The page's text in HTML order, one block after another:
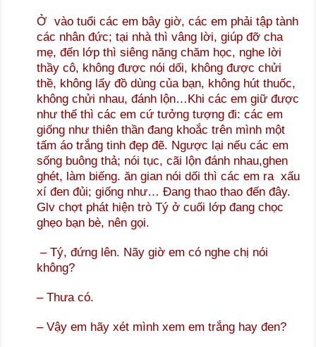
Ở vào tuổi các em bây giờ, các em phải tập tành
các nhân đức; tại nhà thì vâng lời, giúp đỡ cha
mẹ, đến lớp thì siêng năng chăm học, nghe lời
thầy cô, không được nói dối, không được chửi
thề, không lấy đồ dùng của bạn, không hút thuốc,
không chửi nhau, đánh lộn…Khi các em giữ được
như thế thì các em cứ tưởng tượng đi: các em
giống như thiên thần đang khoắc trên mình một
tấm áo trắng tinh đẹp đẽ. Ngược lại nếu các em
sống buông thả; nói tục, cãi lộn đánh nhau,ghen
ghét, làm biếng. ăn gian nói dối thì các em ra xấu
xí đen đủi; giống như… Đang thao thao đến đây.
Glv chợt phát hiện trò Tý ở cuối lớp đang chọc
ghẹo bạn bè, nên gọi.
– Tý, đứng lên. Nãy giờ em có nghe chị nói
không?
– Thưa có.
– Vậy em hãy xét mình xem em trắng hay đen?